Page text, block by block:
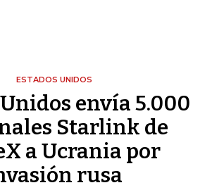
ESTADOS UNIDOS
envía 5.000
Starlink de
a Ucrania por
rusa